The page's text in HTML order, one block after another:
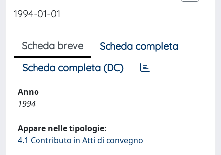
1994-01-01
Scheda breve
Scheda completa
Scheda completa (DC)
Anno
1994
Appare nelle tipologie:
4.1 Contributo in Atti di convegno